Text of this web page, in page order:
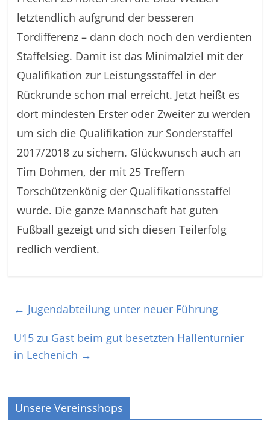
letztendlich aufgrund der besseren
Tordifferenz – dann doch noch den verdienten
Staffelsieg. Damit ist das Minimalziel mit der
Qualifikation zur Leistungsstaffel in der
Rückrunde schon mal erreicht. Jetzt heißt es
dort mindesten Erster oder Zweiter zu werden
um sich die Qualifikation zur Sonderstaffel
2017/2018 zu sichern. Glückwunsch auch an
Tim Dohmen, der mit 25 Treffern
Torschützenkönig der Qualifikationsstaffel
wurde. Die ganze Mannschaft hat guten
Fußball gezeigt und sich diesen Teilerfolg
redlich verdient.
← Jugendabteilung unter neuer Führung
U15 zu Gast beim gut besetzten Hallenturnier
in Lechenich →
Unsere Vereinsshops